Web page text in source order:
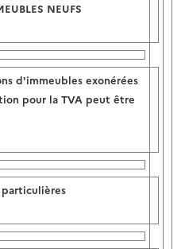
NEUFS
d'immeubles exonérées
pour la TVA peut être